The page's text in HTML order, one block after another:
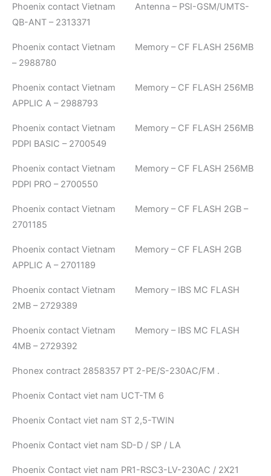
Phoenix contact Vietnam Antenna – PSI-GSM/UMTS-
QB-ANT – 2313371
Phoenix contact Vietnam Memory – CF FLASH 256MB
– 2988780
Phoenix contact Vietnam Memory – CF FLASH 256MB
APPLIC A – 2988793
Phoenix contact Vietnam Memory – CF FLASH 256MB
PDPI BASIC – 2700549
Phoenix contact Vietnam Memory – CF FLASH 256MB
PDPI PRO – 2700550
Phoenix contact Vietnam Memory – CF FLASH 2GB –
2701185
Phoenix contact Vietnam Memory – CF FLASH 2GB
APPLIC A – 2701189
Phoenix contact Vietnam Memory – IBS MC FLASH
2MB – 2729389
Phoenix contact Vietnam Memory – IBS MC FLASH
4MB – 2729392
Phonex contract 2858357 PT 2-PE/S-230AC/FM .
Phoenix Contact viet nam UCT-TM 6
Phoenix Contact viet nam ST 2,5-TWIN
Phoenix Contact viet nam SD-D / SP / LA
Phoenix Contact viet nam PR1-RSC3-LV-230AC / 2X21